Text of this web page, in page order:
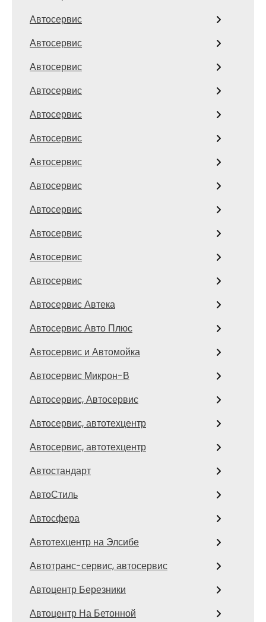
Автосервис
Автосервис
Автосервис
Автосервис
Автосервис
Автосервис
Автосервис
Автосервис
Автосервис
Автосервис
Автосервис
Автосервис
Автосервис Автека
Автосервис Авто Плюс
Автосервис и Автомойка
Автосервис Микрон-В
Автосервис, Автосервис
Автосервис, автотехцентр
Автосервис, автотехцентр
Автостандарт
АвтоСтиль
Автосфера
Автотехцентр на Элсибе
Автотранс-сервис, автосервис
Автоцентр Березники
Автоцентр На Бетонной